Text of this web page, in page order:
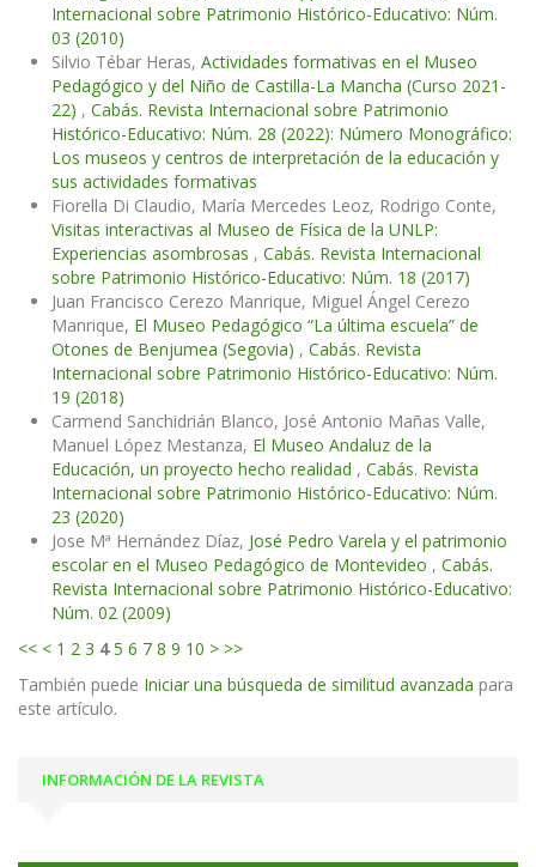
Internacional sobre Patrimonio Histórico-Educativo: Núm.
03 (2010)
Silvio Tébar Heras, Actividades formativas en el Museo
Pedagógico y del Niño de Castilla-La Mancha (Curso 2021-
22) , Cabás. Revista Internacional sobre Patrimonio
Histórico-Educativo: Núm. 28 (2022): Número Monográfico:
Los museos y centros de interpretación de la educación y
sus actividades formativas
Fiorella Di Claudio, María Mercedes Leoz, Rodrigo Conte,
Visitas interactivas al Museo de Física de la UNLP:
Experiencias asombrosas , Cabás. Revista Internacional
sobre Patrimonio Histórico-Educativo: Núm. 18 (2017)
Juan Francisco Cerezo Manrique, Miguel Ángel Cerezo
Manrique, El Museo Pedagógico “La última escuela” de
Otones de Benjumea (Segovia) , Cabás. Revista
Internacional sobre Patrimonio Histórico-Educativo: Núm.
19 (2018)
Carmend Sanchidrián Blanco, José Antonio Mañas Valle,
Manuel López Mestanza, El Museo Andaluz de la
Educación, un proyecto hecho realidad , Cabás. Revista
Internacional sobre Patrimonio Histórico-Educativo: Núm.
23 (2020)
Jose Mª Hernández Díaz, José Pedro Varela y el patrimonio
escolar en el Museo Pedagógico de Montevideo , Cabás.
Revista Internacional sobre Patrimonio Histórico-Educativo:
Núm. 02 (2009)
<< < 1 2 3 4 5 6 7 8 9 10 > >>
También puede Iniciar una búsqueda de similitud avanzada para
este artículo.
INFORMACIÓN DE LA REVISTA